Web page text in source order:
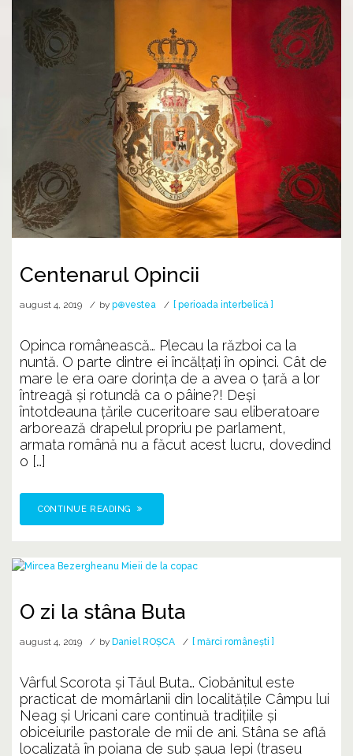
Centenarul Opincii
august 4, 2019 by p⊕vestea [ perioada interbelică ]
Opinca românească… Plecau la război ca la
nuntă. O parte dintre ei încălțați în opinci. Cât de
mare le era oare dorința de a avea o țară a lor
întreagă și rotundă ca o pâine?! Deși
întotdeauna țările cuceritoare sau eliberatoare
arborează drapelul propriu pe parlament,
armata română nu a făcut acest lucru, dovedind
o […]
CONTINUE READING
O zi la stâna Buta
august 4, 2019 by Daniel ROȘCA [ mărci românești ]
Vârful Scorota și Tăul Buta… Ciobănitul este
practicat de momârlanii din localitățile Câmpu lui
Neag și Uricani care continuă tradițiile și
obiceiurile pastorale de mii de ani. Stâna se află
localizată în poiana de sub șaua Iepi (traseu